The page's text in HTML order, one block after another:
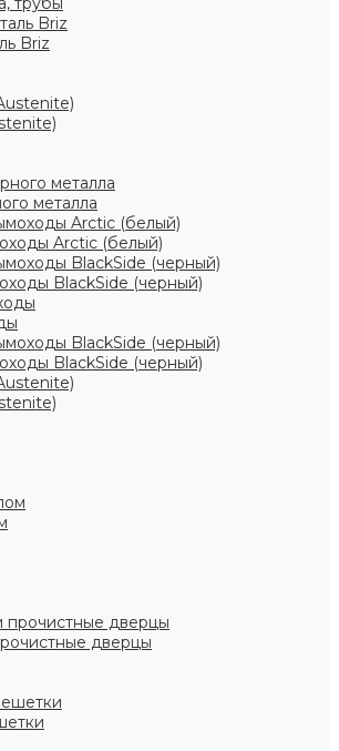
Briz
металла
Arctic (белый)
BlackSide (черный)
BlackSide (черный)
дверцы